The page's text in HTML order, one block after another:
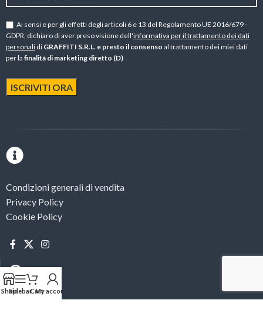
Ai sensi e per gli effetti degli articoli 6 e 13 del Regolamento UE 2016/679 -
GDPR, dichiaro di aver preso visione dell'informativa per il trattamento dei dati
personali di GRAFFITI S.R.L. e presto il consenso al trattamento dei miei dati
per la finalità di marketing diretto (D)
Condizioni generali di vendita
Privacy Policy
Cookie Policy
ShopSidebarCart
My account